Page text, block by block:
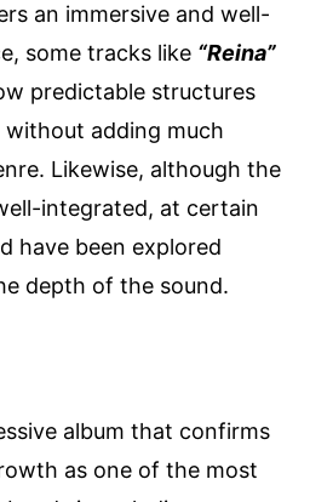
an immersive and well-
some tracks like “Reina”
predictable structures
adding much
Likewise, although the
integrated, at certain
have been explored
depth of the sound.
album that confirms
as one of the most